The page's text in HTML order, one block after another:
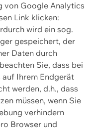
von Google Analytics
Link klicken:
wird ein sog.
gespeichert, der
Daten durch
Sie, dass bei
Ihrem Endgerät
werden, d.h., dass
müssen, wenn Sie
verhindern
Browser und